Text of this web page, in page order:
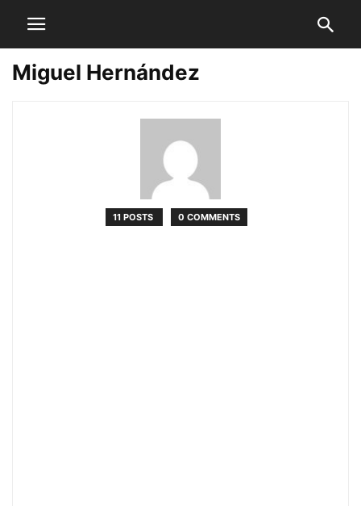
Miguel Hernández
11 POSTS 0 COMMENTS